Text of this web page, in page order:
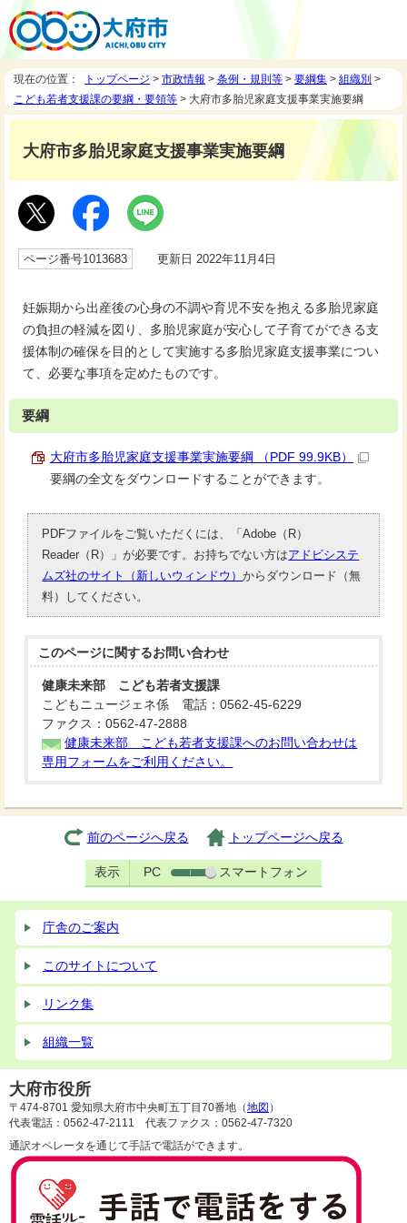
現在の位置： トップページ > 市政情報 > 条例・規則等 > 要綱集 > 組織別 >
こども若者支援課の要綱・要領等 > 大府市多胎児家庭支援事業実施要綱
大府市多胎児家庭支援事業実施要綱
ページ番号1013683 更新日 2022年11月4日
妊娠期から出産後の心身の不調や育児不安を抱える多胎児家庭
の負担の軽減を図り、多胎児家庭が安心して子育てができる支
援体制の確保を目的として実施する多胎児家庭支援事業につい
て、必要な事項を定めたものです。
要綱
大府市多胎児家庭支援事業実施要綱 （PDF 99.9KB）
要綱の全文をダウンロードすることができます。
PDFファイルをご覧いただくには、「Adobe（R）
Reader（R）」が必要です。お持ちでない方はアドビシステ
ムズ社のサイト（新しいウィンドウ）からダウンロード（無
料）してください。
このページに関するお問い合わせ
健康未来部 こども若者支援課
こどもニュージェネ係 電話：0562-45-6229
ファクス：0562-47-2888
健康未来部 こども若者支援課へのお問い合わせは
専用フォームをご利用ください。
前のページへ戻る トップページへ戻る
表示 PC スマートフォン
庁舎のご案内
このサイトについて
リンク集
組織一覧
大府市役所
〒474-8701 愛知県大府市中央町五丁目70番地（地図 ）
代表電話：0562-47-2111 代表ファクス：0562-47-7320
通訳オペレータを通じて手話で電話ができます。